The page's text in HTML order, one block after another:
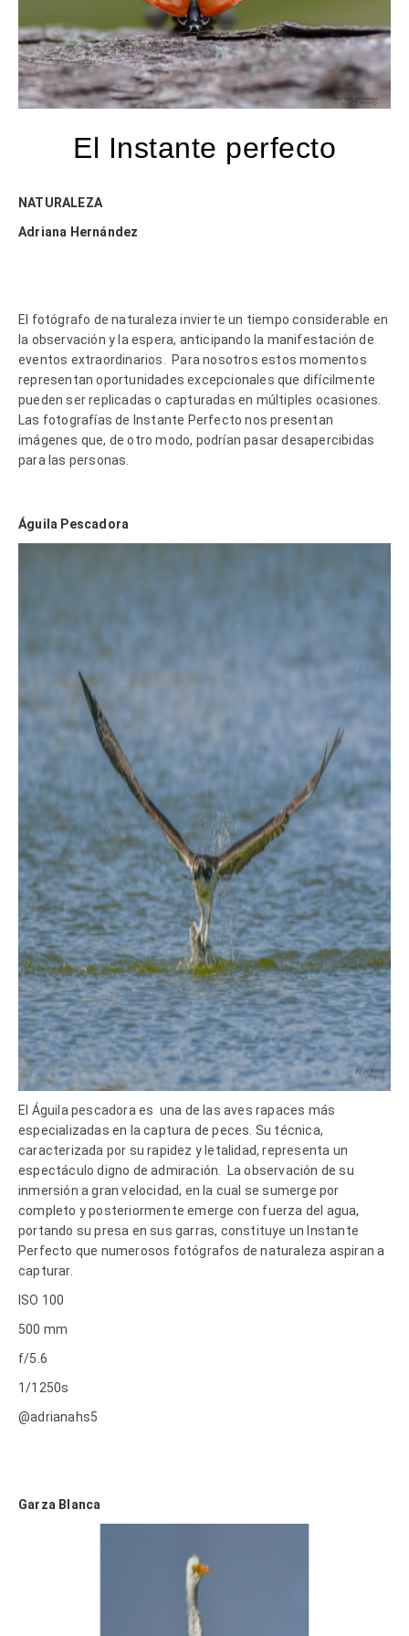
El Instante perfecto
NATURALEZA
Adriana Hernández
El fotógrafo de naturaleza invierte un tiempo considerable en
la observación y la espera, anticipando la manifestación de
eventos extraordinarios.
Para nosotros estos momentos
representan oportunidades excepcionales que difícilmente
pueden ser replicadas o capturadas en múltiples ocasiones.
Las fotografías de Instante Perfecto nos presentan
imágenes que, de otro modo, podrían pasar desapercibidas
para las personas.
Águila Pescadora
El Águila pescadora es una de las aves rapaces más
especializadas en la captura de peces. Su técnica,
caracterizada por su rapidez y letalidad, representa un
espectáculo digno de admiración.
La observación de su
inmersión a gran velocidad, en la cual se sumerge por
completo y posteriormente emerge con fuerza del agua,
portando su presa en sus garras, constituye un Instante
Perfecto que numerosos fotógrafos de naturaleza aspiran a
capturar.
ISO 100
500 mm
f/5.6
1/1250s
@adrianahs5
Garza Blanca